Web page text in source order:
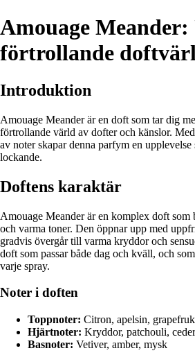
Amouage
förtrollande
Introduktion
Amouage Meander är en doft som tar dig
förtrollande värld av dofter och känslor.
av noter skapar denna parfym en
lockande.
Doftens karaktär
Amouage Meander är en komplex doft som
och varma toner. Den öppnar upp med
gradvis övergår till varma kryddor och
doft som passar både dag och kväll, och
varje spray.
Noter i doften
Toppnoter: Citron, apelsin,
Hjärtnoter: Kryddor, patchouli,
Basnoter: Vetiver, amber, mysk